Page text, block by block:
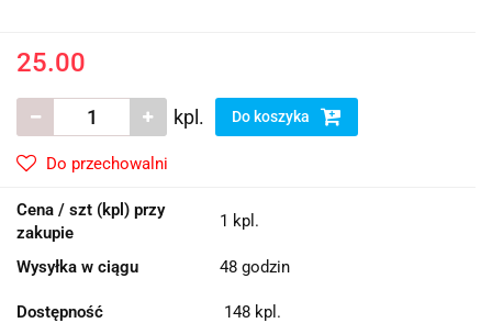
25.00
kpl. Do koszyka
Do przechowalni
Cena / szt (kpl) przy
zakupie
1 kpl.
Wysyłka w ciągu 48 godzin
Dostępność 148 kpl.